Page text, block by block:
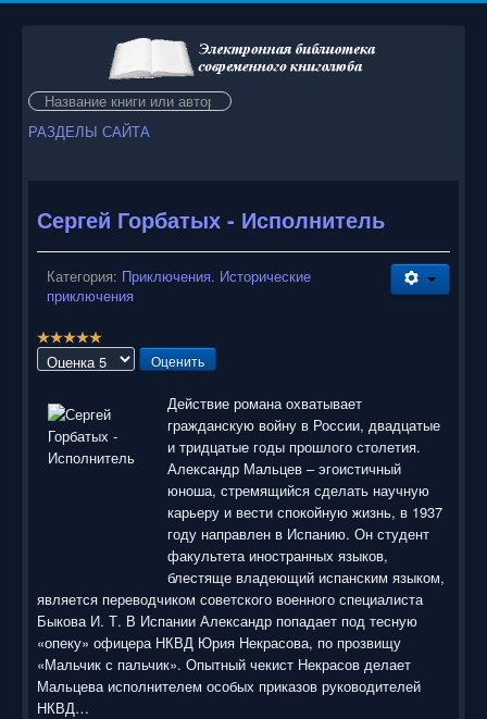
Искать...
РАЗДЕЛЫ САЙТА
Сергей Горбатых - Исполнитель
Категория: Приключения. Исторические
приключения
Р
е
5
Пожалуйста,
Действие романа охватывает
гражданскую войну в России, двадцатые
и тридцатые годы прошлого столетия.
Александр Мальцев – эгоистичный
юноша, стремящийся сделать научную
карьеру и вести спокойную жизнь, в 1937
году направлен в Испанию. Он студент
факультета иностранных языков,
блестяще владеющий испанским языком,
является переводчиком советского военного специалиста
Быкова И. Т. В Испании Александр попадает под тесную
«опеку» офицера НКВД Юрия Некрасова, по прозвищу
«Мальчик с пальчик». Опытный чекист Некрасов делает
Мальцева исполнителем особых приказов руководителей
НКВД…